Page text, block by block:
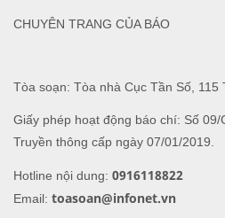
Tòa soạn: Tòa nhà Cục Tần Số, 115
Giấy phép hoạt động báo chí: Số
Truyền thông cấp ngày 07/01/2019.
Hotline nội dung: 0916118822
Email: toasoan@infonet.vn
CHUYÊN TRANG CỦA BÁO